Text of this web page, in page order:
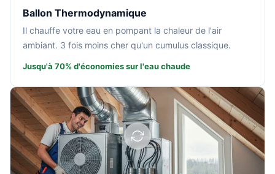
Ballon Thermodynamique
Il chauffe votre eau en pompant la chaleur de l'air
ambiant. 3 fois moins cher qu'un cumulus classique.
Jusqu'à 70% d'économies sur l'eau chaude